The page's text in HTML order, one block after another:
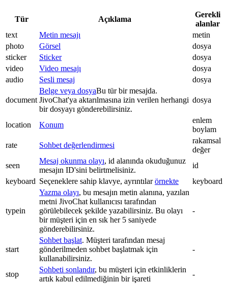
Tür Açıklama
Gerekli
alanlar
text
Metin mesajı
metin
photo
Görsel
dosya
sticker
Sticker
dosya
video
Video mesajı
dosya
audio
Sesli mesaj dosya
document
Belge veya dosyaBu tür bir mesajda.
JivoChat'ya aktarılmasına izin verilen herhangi
bir dosyayı gönderebilirsiniz.
dosya
location Konum
enlem
boylam
rate
Sohbet değerlendirmesi
rakamsal
değer
seen
Mesaj okunma olayı, id alanında okuduğunuz
mesajın ID'sini belirtmelisiniz.
id
keyboard Seçeneklere sahip klavye, ayrıntılarörnekte keyboard
typein
Yazma olayı, bu mesajın metin alanına, yazılan
metni JivoChat kullanıcısı tarafından
görülebilecek şekilde yazabilirsiniz. Bu olayı
bir müşteri için en sık her 5 saniyede
gönderebilirsiniz.
-
start
Sohbet başlat. Müşteri tarafından mesaj
gönderilmeden sohbet başlatmak için
kullanabilirsiniz.
-
stop
Sohbeti sonlandır, bu müşteri için etkinliklerin
artık kabul edilmediğinin bir işareti
-